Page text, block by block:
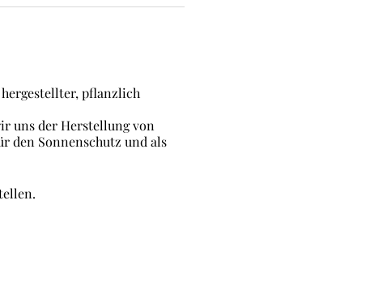
pflanzlich
uns der Herstellung von
den Sonnenschutz und als